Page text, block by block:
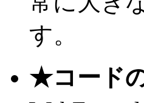
す。
★コード